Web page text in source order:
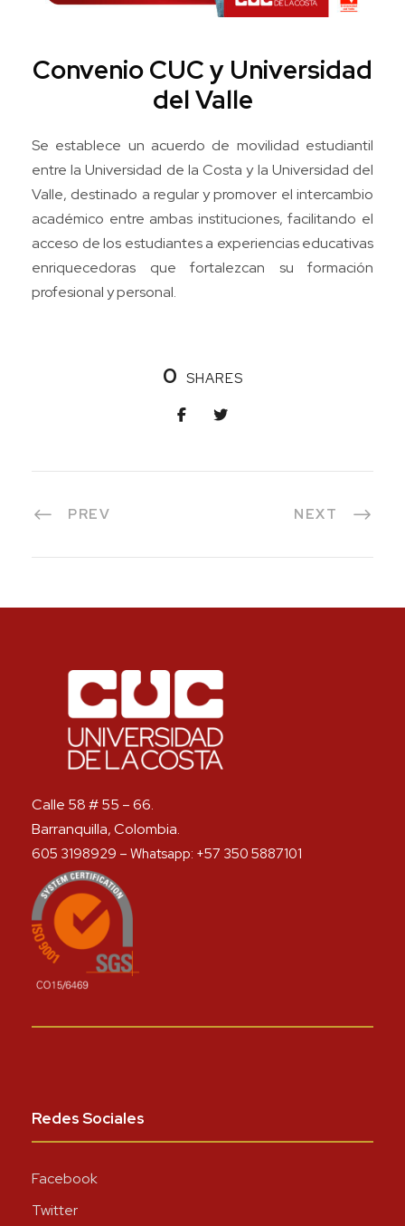
Convenio CUC y Universidad
del Valle
Se establece un acuerdo de movilidad estudiantil
entre la Universidad de la Costa y la Universidad del
Valle, destinado a regular y promover el intercambio
académico entre ambas instituciones, facilitando el
acceso de los estudiantes a experiencias educativas
enriquecedoras que fortalezcan su formación
profesional y personal.
0 SHARES
PREV NEXT
Calle 58 # 55 – 66.
Barranquilla, Colombia.
605 3198929 – Whatsapp: +57 350 5887101
Redes Sociales
Facebook
Twitter